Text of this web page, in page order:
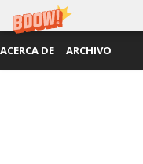
ACERCA DE ARCHIVO